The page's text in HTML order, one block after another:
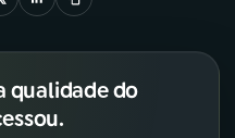
qualidade do